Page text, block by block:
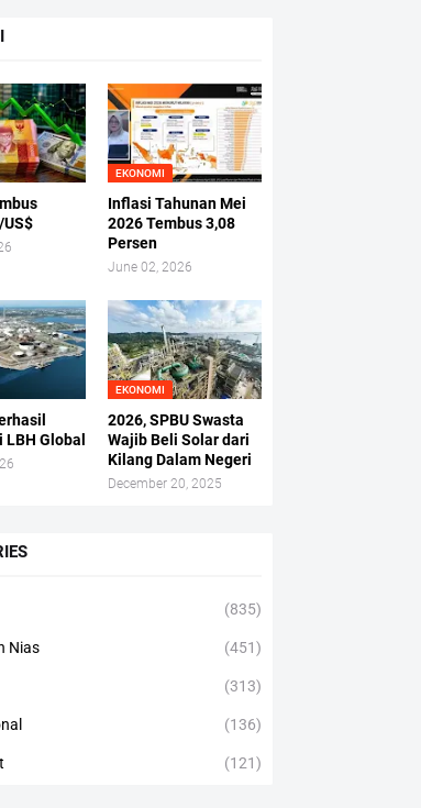
EKONOMI
Inflasi Tahunan Mei
2026 Tembus 3,08
Persen
June 02, 2026
Global
EKONOMI
2026, SPBU Swasta
Wajib Beli Solar dari
Kilang Dalam Negeri
December 20, 2025
(835)
Nias (451)
(313)
(136)
(121)